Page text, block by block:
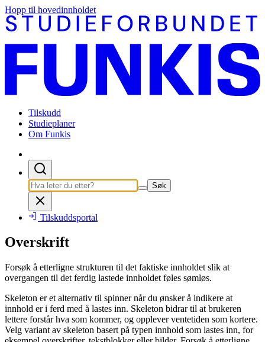
Hopp til hovedinnholdet
Tilskudd
Studieplaner
Om Funkis
Søk
Tilskuddsportal
Overskrift
Forsøk å etterligne strukturen til det faktiske innholdet slik at
overgangen til det ferdig lastede innholdet føles sømløs.
Skeleton er et alternativ til spinner når du ønsker å indikere at
innhold er i ferd med å lastes inn. Skeleton bidrar til at brukeren
lettere forstår hva som kommer, og opplever ventetiden som kortere.
Velg variant av skeleton basert på typen innhold som lastes inn, for